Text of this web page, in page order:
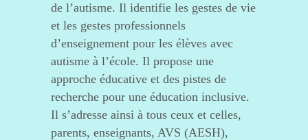
de l’autisme. Il identifie les gestes de vie
et les gestes professionnels
d’enseignement pour les élèves avec
autisme à l’école. Il propose une
approche éducative et des pistes de
recherche pour une éducation inclusive.
Il s’adresse ainsi à tous ceux et celles,
parents, enseignants, AVS (AESH),